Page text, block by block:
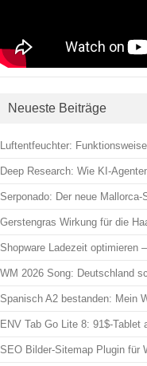
Neueste Beiträge
Luftentfeuchter:
Deep Research: Wie KI-
Serponado: Der neue
Gerstengras Wirkung für die
Shopware Ladezeit optimieren
WM 2026 Song: Deutschland
Spanisch A2 bestanden: Mein
ENV Tab Go Lite 8: 91$-Tablet
SEO Bilder-Sitemap Plugin für